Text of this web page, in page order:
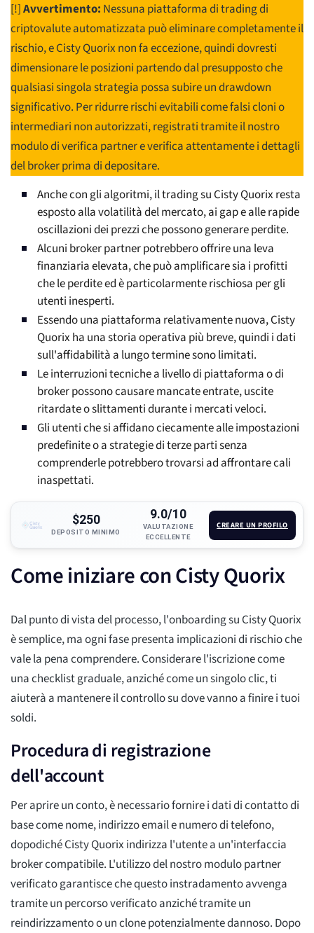
[!]Avvertimento: Nessuna piattaforma di trading di
criptovalute automatizzata può eliminare completamente il
rischio, e Cisty Quorix non fa eccezione, quindi dovresti
dimensionare le posizioni partendo dal presupposto che
qualsiasi singola strategia possa subire un drawdown
significativo. Per ridurre rischi evitabili come falsi cloni o
intermediari non autorizzati, registrati tramite il nostro
modulo di verifica partner e verifica attentamente i dettagli
del broker prima di depositare.
Anche con gli algoritmi, il trading su Cisty Quorix resta
esposto alla volatilità del mercato, ai gap e alle rapide
oscillazioni dei prezzi che possono generare perdite.
Alcuni broker partner potrebbero offrire una leva
finanziaria elevata, che può amplificare sia i profitti
che le perdite ed è particolarmente rischiosa per gli
utenti inesperti.
Essendo una piattaforma relativamente nuova, Cisty
Quorix ha una storia operativa più breve, quindi i dati
sull'affidabilità a lungo termine sono limitati.
Le interruzioni tecniche a livello di piattaforma o di
broker possono causare mancate entrate, uscite
ritardate o slittamenti durante i mercati veloci.
Gli utenti che si affidano ciecamente alle impostazioni
predefinite o a strategie di terze parti senza
comprenderle potrebbero trovarsi ad affrontare cali
inaspettati.
$250
DEPOSITO MINIMO
9.0/10
VALUTAZIONE
ECCELLENTE
CREARE UN PROFILO
Come iniziare con Cisty Quorix
Dal punto di vista del processo, l'onboarding su Cisty Quorix
è semplice, ma ogni fase presenta implicazioni di rischio che
vale la pena comprendere. Considerare l'iscrizione come
una checklist graduale, anziché come un singolo clic, ti
aiuterà a mantenere il controllo su dove vanno a finire i tuoi
soldi.
Procedura di registrazione
dell'account
Per aprire un conto, è necessario fornire i dati di contatto di
base come nome, indirizzo email e numero di telefono,
dopodiché Cisty Quorix indirizza l'utente a un'interfaccia
broker compatibile. L'utilizzo del nostro modulo partner
verificato garantisce che questo instradamento avvenga
tramite un percorso verificato anziché tramite un
reindirizzamento o un clone potenzialmente dannoso. Dopo